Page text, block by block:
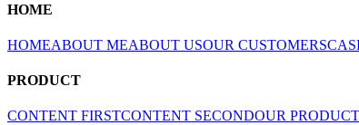
HOME
HOMEABOUT MEABOUT USOUR CUSTOMERS
PRODUCT
CONTENT FIRSTCONTENT SECONDOUR